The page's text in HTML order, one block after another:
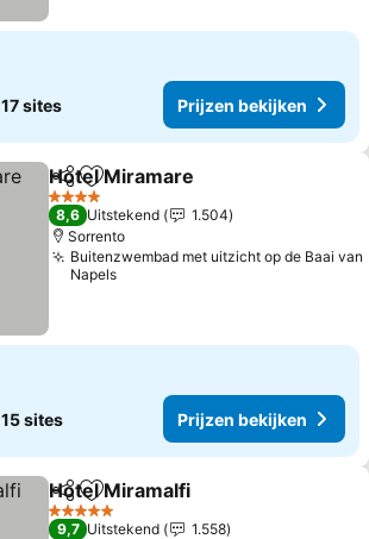
17 sites Prijzen bekijken
DelenToevoegen aan favorieten
Hotel Miramare
4 Sterren
8,6 Uitstekend
1.504
Sorrento
Buitenzwembad met uitzicht op de Baai van
Napels
15 sites Prijzen bekijken
DelenToevoegen aan favorieten
Hotel Miramalfi
5 Sterren
9,7 Uitstekend
1.558